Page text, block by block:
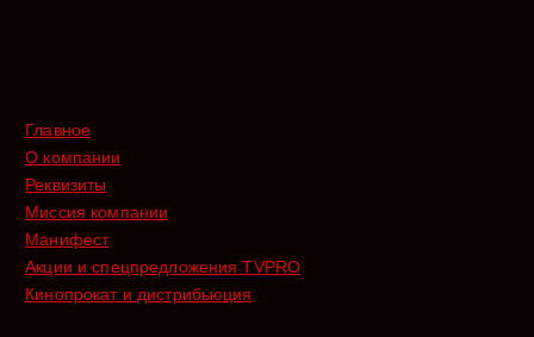
Главное
О компании
Реквизиты
Миссия компании
Манифест
Акции и спецпредложения TVPRO
Кинопрокат и дистрибьюция